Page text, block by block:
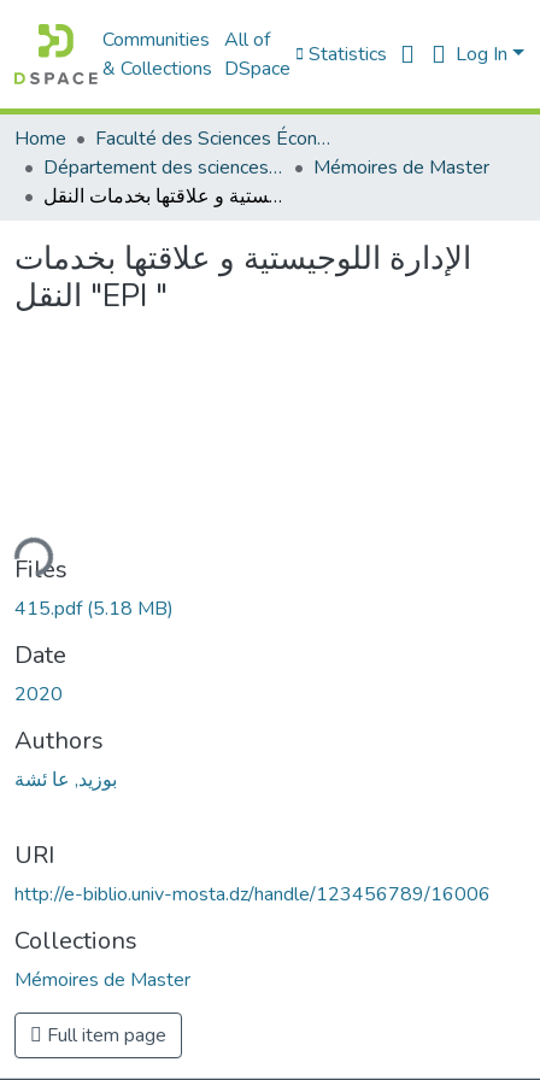
Communities
& Collections
All of
DSpace
Statistics Log In
Home
Faculté des Sciences Économiques Commerciales et des Sciences de Gestion
Département des sciences commerciales
Mémoires de Master
الإدارة اللوجیستیة و علاقتھا بخدمات النقل "EPI "
الإدارة اللوجیستیة و علاقتھا بخدمات
النقل "EPI "
Files
415.pdf(5.18 MB)
Date
2020
Authors
بوزيد, عا ئشة
URI
http://e-biblio.univ-mosta.dz/handle/123456789/16006
Collections
Mémoires de Master
Full item page